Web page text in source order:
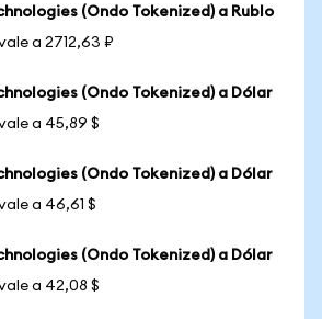
(Ondo Tokenized) a Rublo
a 2712,63 ₽
(Ondo Tokenized) a Dólar
a 45,89 $
(Ondo Tokenized) a Dólar
a 46,61 $
(Ondo Tokenized) a Dólar
a 42,08 $